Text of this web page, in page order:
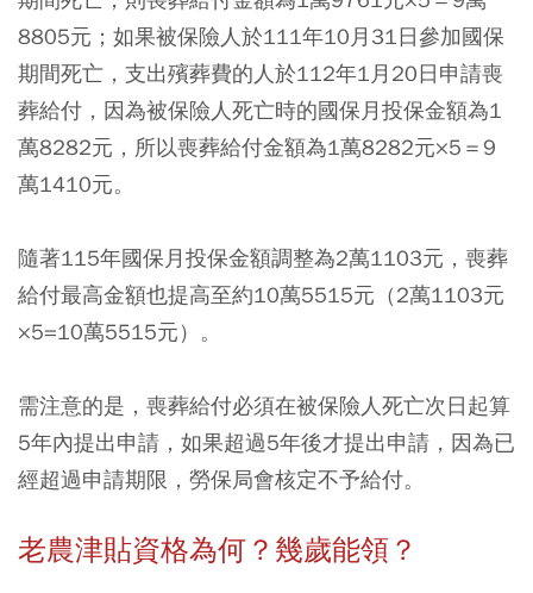
8805元；如果被保險人於111年10月31日參加國保
期間死亡，支出殯葬費的人於112年1月20日申請喪
葬給付，因為被保險人死亡時的國保月投保金額為1
萬8282元，所以喪葬給付金額為1萬8282元×5＝9
萬1410元。
隨著115年國保月投保金額調整為2萬1103元，喪葬
給付最高金額也提高至約10萬5515元（2萬1103元
×5=10萬5515元）。
需注意的是，喪葬給付必須在被保險人死亡次日起算
5年內提出申請，如果超過5年後才提出申請，因為已
經超過申請期限，勞保局會核定不予給付。
老農津貼資格為何？幾歲能領？